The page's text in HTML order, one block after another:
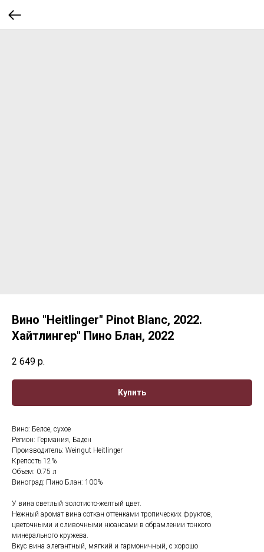
Вино "Heitlinger" Pinot Blanc, 2022.
Хайтлингер" Пино Блан, 2022
2 649 р.
Купить
Вино: Белое, сухое
Регион: Германия, Баден
Производитель: Weingut Heitlinger
Крепость 12%
Объем: 0.75 л
Виноград: Пино Блан: 100%
У вина светлый золотисто-желтый цвет.
Нежный аромат вина соткан оттенками тропических фруктов,
цветочными и сливочными нюансами в обрамлении тонкого
минерального кружева.
Вкус вина элегантный, мягкий и гармоничный, с хорошо